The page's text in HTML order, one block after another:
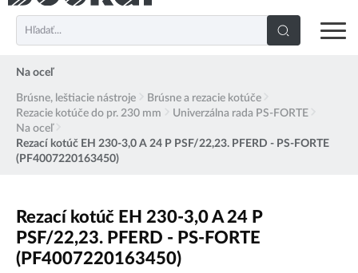
Na oceľ
Brúsne, leštiacie nástroje
Brúsne a rezacie kotúče
Rezacie kotúče do pr. 230 mm
Univerzálna rada PS-FORTE
Na oceľ
Rezací kotúč EH 230-3,0 A 24 P PSF/22,23. PFERD - PS-FORTE
(PF4007220163450)
Rezací kotúč EH 230-3,0 A 24 P
PSF/22,23. PFERD - PS-FORTE
(PF4007220163450)